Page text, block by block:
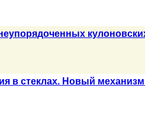
в стеклах. Новый